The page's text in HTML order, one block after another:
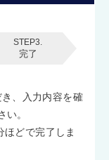
STEP3.
完了
、入力内容を確
い。
ほどで完了しま